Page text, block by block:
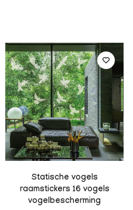
Statische vogels
raamstickers 16 vogels
vogelbescherming